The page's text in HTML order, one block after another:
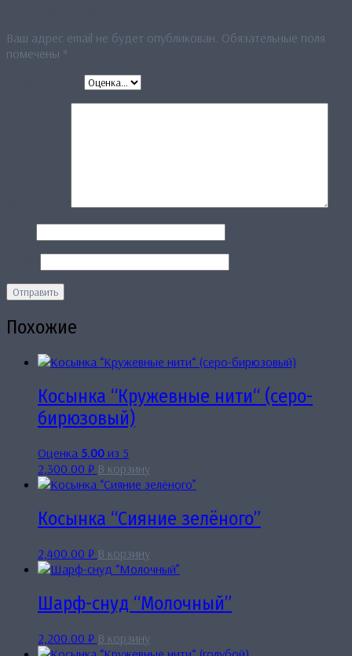
Ваш адрес email не будет опубликован. Обязательные поля
помечены *
Похожие
Косынка “Кружевные нити“ (серо-
бирюзовый)
Оценка 5.00 из 5
2,300.00 ₽ В корзину
Косынка “Сияние зелёного”
2,400.00 ₽ В корзину
Шарф-снуд “Молочный”
2,200.00 ₽ В корзину